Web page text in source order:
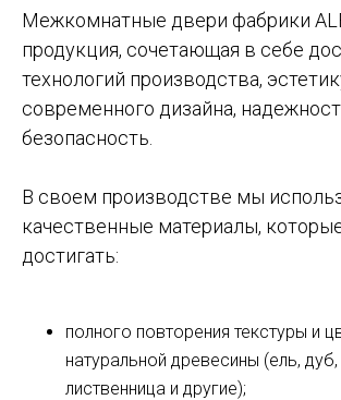
Межкомнатные двери фабрики
продукция, сочетающая в себе
технологий производства,
современного дизайна,
безопасность.
В своем производстве мы
качественные материалы,
достигать:
полного повторения текстуры и
натуральной древесины (ель, дуб,
лиственница и другие);